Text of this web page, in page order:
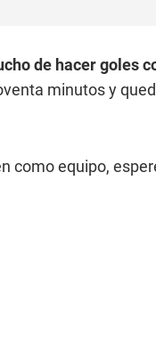
de hacer goles
minutos y
como equipo,